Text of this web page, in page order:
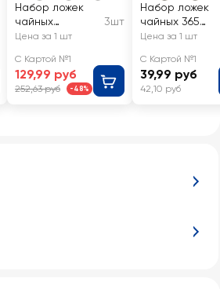
Набор ложек
чайных
HOMECLUB
нержавеющая
сталь Арт. SD-
ts2
3шт
Цена за 1 шт
С Картой №1
129,99 руб
252,63 руб -48%
Набор ложек
чайных 365
ДНЕЙ
сталь LEN-
160901
Цена за 1 шт
С Картой №1
39,99 руб
42,10 руб